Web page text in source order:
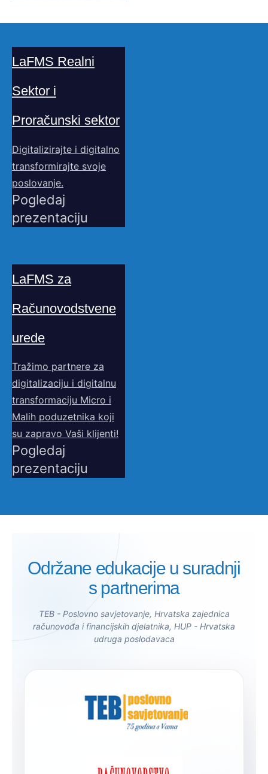
LaFMS Realni
Sektor i
Proračunski sektor
Digitalizirajte i digitalno
transformirajte svoje
poslovanje.
Pogledaj
prezentaciju
LaFMS za
Računovodstvene
urede
Tražimo partnere za
digitalizaciju i digitalnu
transformaciju Micro i
Malih poduzetnika koji
su zapravo Vaši klijenti!
Pogledaj
prezentaciju
Održane edukacije u suradnji
s partnerima
TEB - Poslovno savjetovanje, Hrvatska zajednica
računovođa i financijskih djelatnika, HUP - Hrvatska
udruga poslodavaca